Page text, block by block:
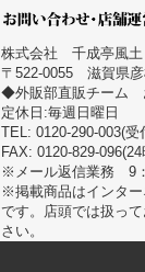
株式会社 千成亭風
〒522-0055 滋賀県彦
◆外販部直販チーム
定休日:毎週日曜日
TEL: 0120-290-003(
FAX: 0120-829-
※メール返信業務 9
※掲載商品はインタ
です。店頭では扱っ
さい。